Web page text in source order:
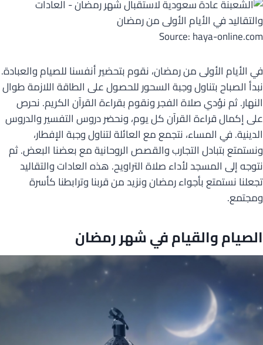
Source: haya-online.com
في الأيام الأولى من رمضان، نقوم بتحضير أنفسنا للصيام والعبادة.
نبدأ الصباح بتناول وجبة السحور للحصول على الطاقة اللازمة طوال
النهار. ثم نؤدي صلاة الفجر ونقوم بقراءة القرآن الكريم. نحرص
على إكمال قراءة القرآن كل يوم، ونحضر دروس التفسير والدروس
الدينية. في المساء، نتجمع مع العائلة لتناول وجبة الإفطار،
ونستمتع بتبادل التجارب والقصص الروحانية مع بعضنا البعض. ثم
نتوجه إلى المسجد لأداء صلاة التراويح. هذه العادات والتقاليد
تجعلنا نستمتع بأجواء رمضان ونزيد من قربنا وترابطنا كأسرة
ومجتمع.
الصيام والقيام في شهر رمضان